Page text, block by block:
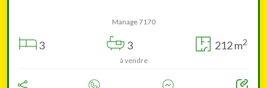
Manage 7170
3 3 212 m2
à vendre